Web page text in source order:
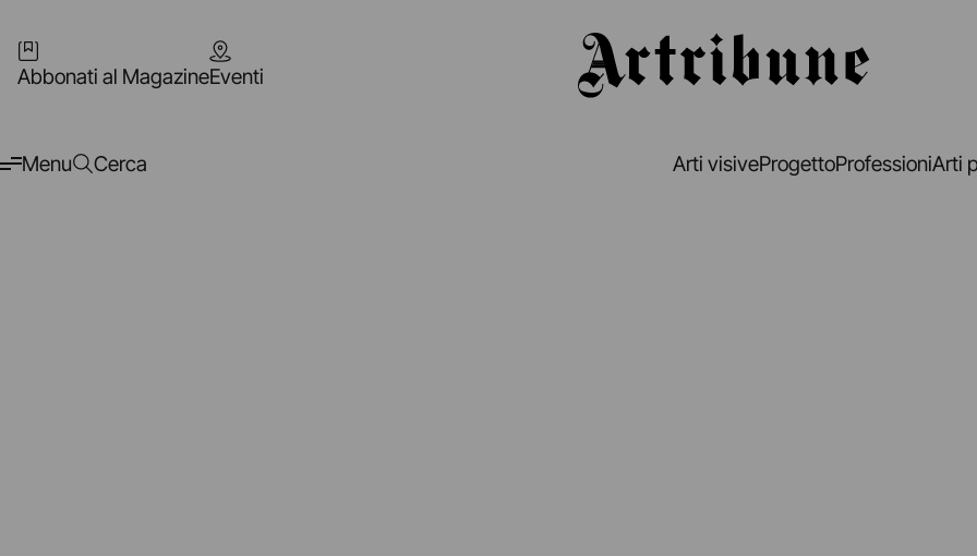
Abbonati al MagazineEventi
Menu Cerca Arti visiveProgettoProfessioniArti